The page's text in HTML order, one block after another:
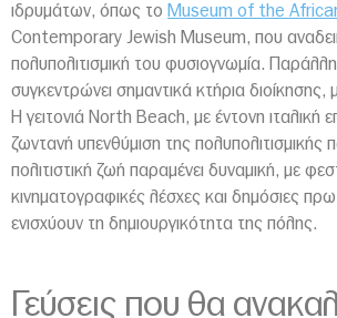
ιδρυμάτων, όπως το Museum of the
Contemporary Jewish Museum, που
πολυπολιτισμική του φυσιογνωμία.
συγκεντρώνει σημαντικά κτήρια διοίκησης,
Η γειτονιά North Beach, με έντονη ιταλική
ζωντανή υπενθύμιση της
πολιτιστική ζωή παραμένει δυναμική, με
κινηματογραφικές λέσχες και δημόσιες
ενισχύουν τη δημιουργικότητα της πόλης.
Γεύσεις που θα